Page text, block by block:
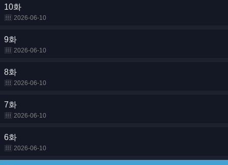
10화
2026-06-10
9화
2026-06-10
8화
2026-06-10
7화
2026-06-10
6화
2026-06-10